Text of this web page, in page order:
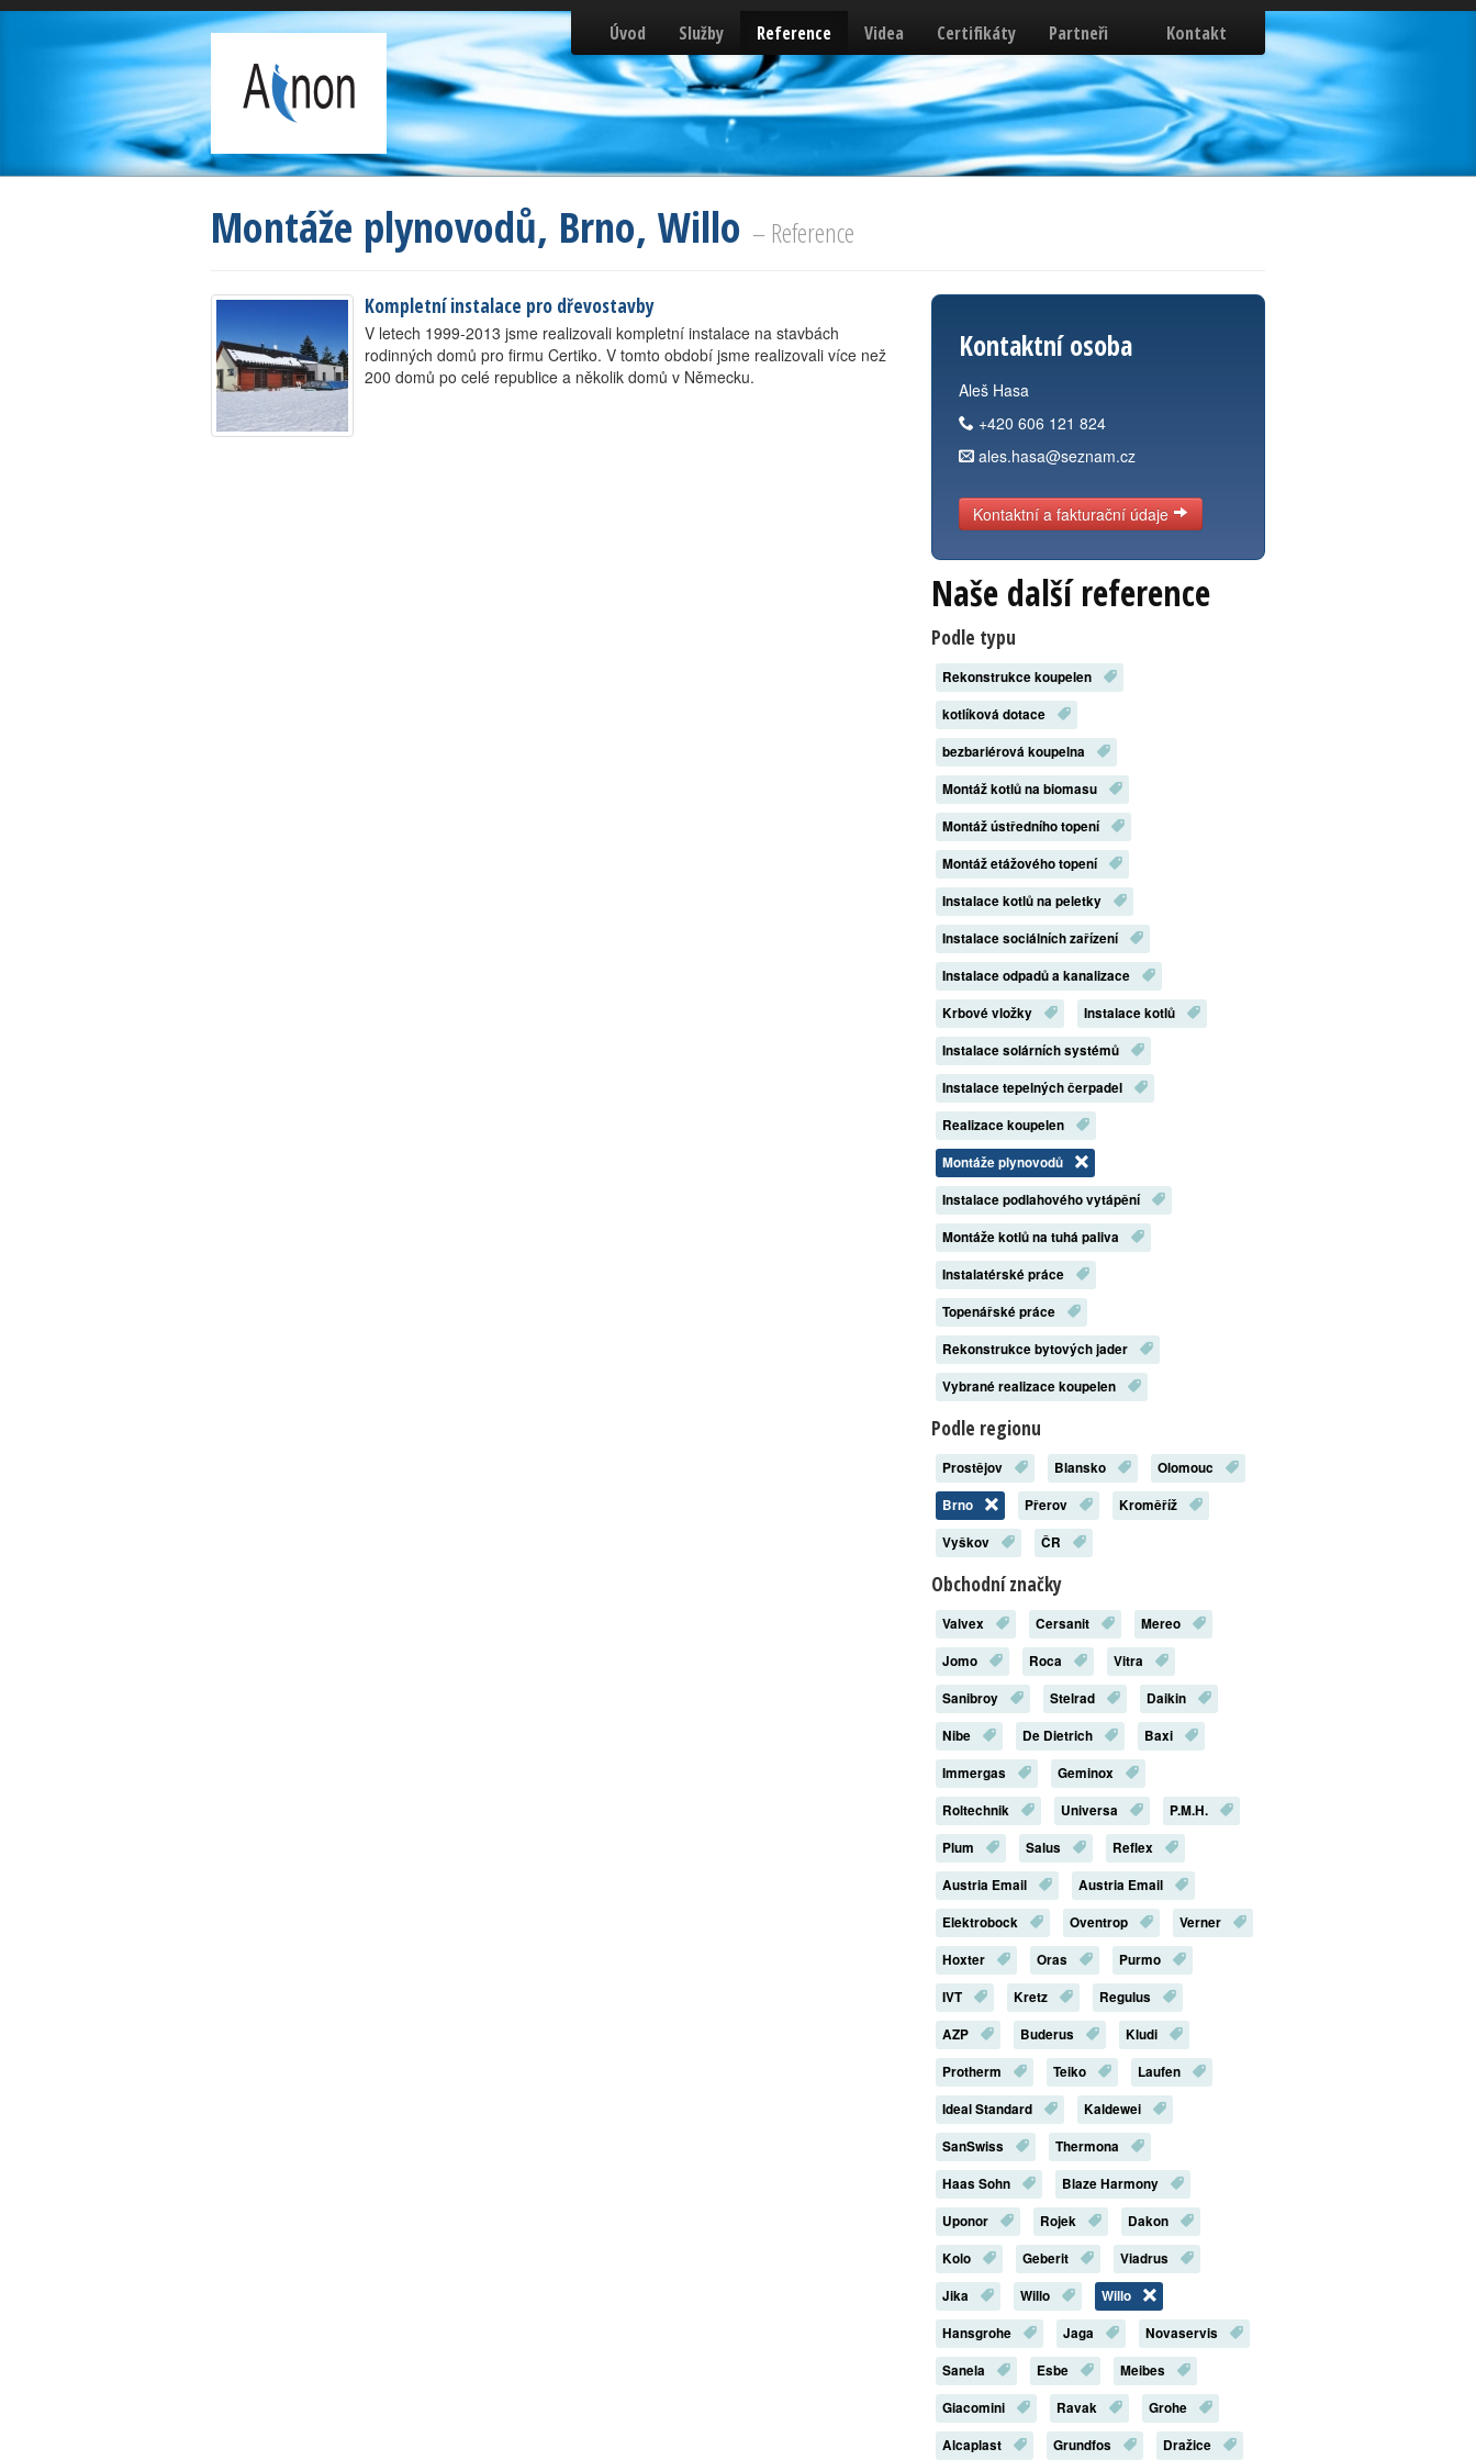
Úvod Služby Reference Videa Certifikáty Partneři Kontakt
Montáže plynovodů, Brno, Willo – Reference
Kompletní instalace pro dřevostavby
V letech 1999-2013 jsme realizovali kompletní instalace na stavbách
rodinných domů pro firmu Certiko. V tomto období jsme realizovali více než
200 domů po celé republice a několik domů v Německu.
Kontaktní osoba
Aleš Hasa
+420 606 121 824
ales.hasa@seznam.cz
Kontaktní a fakturační údaje
Naše další reference
Podle typu
Rekonstrukce koupelen
kotlíková dotace
bezbariérová koupelna
Montáž kotlů na biomasu
Montáž ústředního topení
Montáž etážového topení
Instalace kotlů na peletky
Instalace sociálních zařízení
Instalace odpadů a kanalizace
Krbové vložky
Instalace kotlů
Instalace solárních systémů
Instalace tepelných čerpadel
Realizace koupelen
Montáže plynovodů
Instalace podlahového vytápění
Montáže kotlů na tuhá paliva
Instalatérské práce
Topenářské práce
Rekonstrukce bytových jader
Vybrané realizace koupelen
Podle regionu
Prostějov Blansko
Olomouc
Brno
Přerov
Kroměříž
Vyškov
ČR
Obchodní značky
Valvex Cersanit
Mereo
Jomo
Roca
Vitra
Sanibroy
Stelrad
Daikin
Nibe
De Dietrich
Baxi
Immergas
Geminox
Roltechnik
Universa
P.M.H.
Plum
Salus
Reflex
Austria Email
Austria Email
Elektrobock
Oventrop
Verner
Hoxter
Oras
Purmo
IVT
Kretz
Regulus
AZP
Buderus
Kludi
Protherm
Teiko
Laufen
Ideal Standard
Kaldewei
SanSwiss
Thermona
Haas Sohn
Blaze Harmony
Uponor
Rojek
Dakon
Kolo
Geberit
Viadrus
Jika
Willo
Willo
Hansgrohe
Jaga
Novaservis
Sanela
Esbe
Meibes
Giacomini
Ravak
Grohe
Alcaplast
Grundfos Dražice